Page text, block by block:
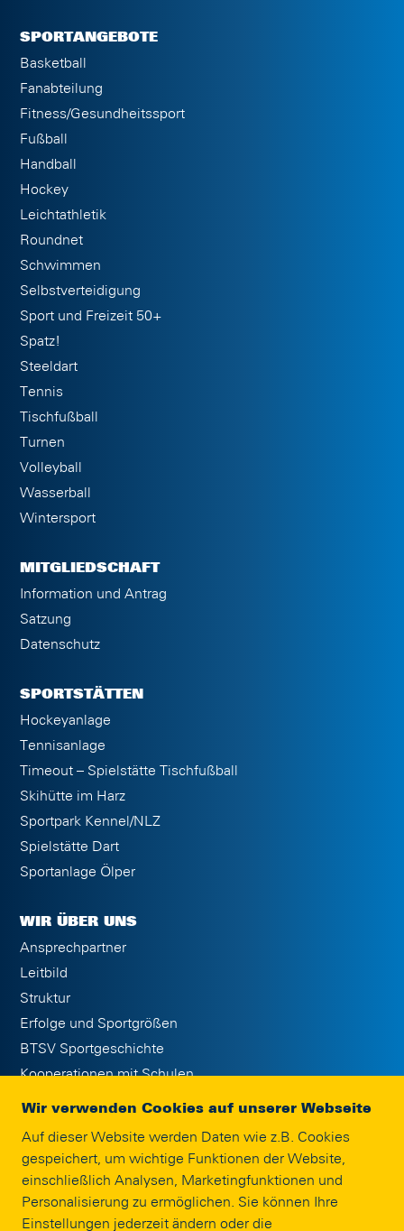
SPORTANGEBOTE
Basketball
Fanabteilung
Fitness/Gesundheitssport
Fußball
Handball
Hockey
Leichtathletik
Roundnet
Schwimmen
Selbstverteidigung
Sport und Freizeit 50+
Spatz!
Steeldart
Tennis
Tischfußball
Turnen
Volleyball
Wasserball
Wintersport
MITGLIEDSCHAFT
Information und Antrag
Satzung
Datenschutz
SPORTSTÄTTEN
Hockeyanlage
Tennisanlage
Timeout – Spielstätte Tischfußball
Skihütte im Harz
Sportpark Kennel/NLZ
Spielstätte Dart
Sportanlage Ölper
WIR ÜBER UNS
Ansprechpartner
Leitbild
Struktur
Erfolge und Sportgrößen
BTSV Sportgeschichte
Kooperationen mit Schulen
Publikationen
Eintracht Braunschweig Stiftung
Interne Meldestelle
Impressum
Wir verwenden Cookies auf unserer Webseite
Auf dieser Website werden Daten wie z.B. Cookies
gespeichert, um wichtige Funktionen der Website,
einschließlich Analysen, Marketingfunktionen und
Personalisierung zu ermöglichen. Sie können Ihre
Einstellungen jederzeit ändern oder die